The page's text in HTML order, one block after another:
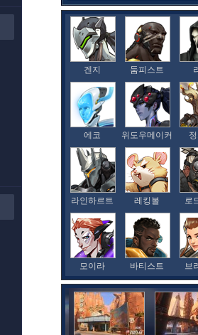
겐지 둠피스트
에코 위도우메이커
라인하르트 레킹볼 로
모이라 바티스트 브